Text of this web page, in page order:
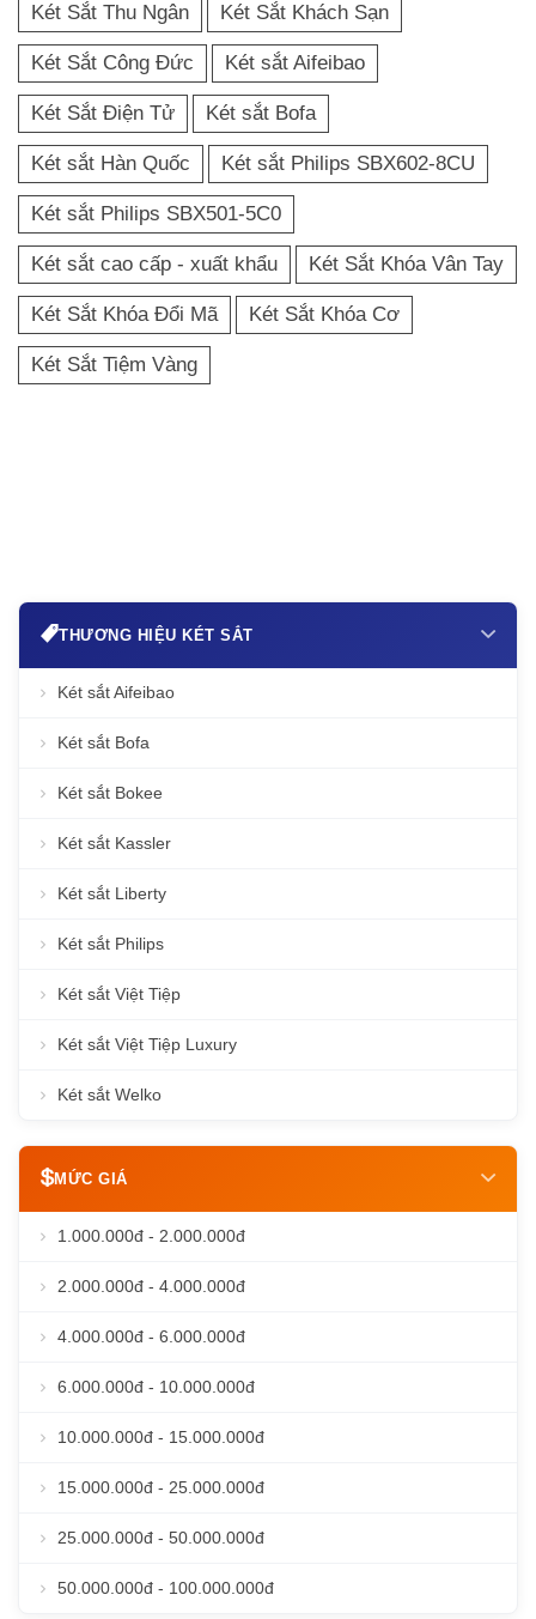
THƯƠNG HIỆU KÉT SẮT
Két sắt Aifeibao
Két sắt Bofa
Két sắt Bokee
Két sắt Kassler
Két sắt Liberty
Két sắt Philips
Két sắt Việt Tiệp
Két sắt Việt Tiệp Luxury
Két sắt Welko
MỨC GIÁ
1.000.000đ - 2.000.000đ
2.000.000đ - 4.000.000đ
4.000.000đ - 6.000.000đ
6.000.000đ - 10.000.000đ
10.000.000đ - 15.000.000đ
15.000.000đ - 25.000.000đ
25.000.000đ - 50.000.000đ
50.000.000đ - 100.000.000đ
Két Sắt Thu Ngân Két Sắt Khách Sạn
Két Sắt Công Đức Két sắt Aifeibao
Két Sắt Điện Tử Két sắt Bofa
Két sắt Hàn Quốc Két sắt Philips SBX602-8CU
Két sắt Philips SBX501-5C0
Két sắt cao cấp - xuất khẩu Két Sắt Khóa Vân Tay
Két Sắt Khóa Đổi Mã Két Sắt Khóa Cơ
Két Sắt Tiệm Vàng